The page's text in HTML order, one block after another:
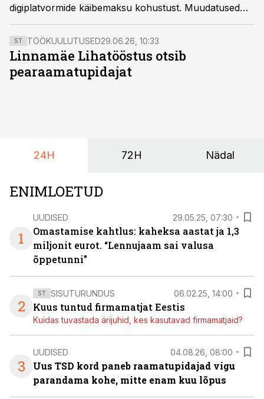
digiplatvormide käibemaksu kohustust. Muudatused
lihtsustavad maksuaruandlust ja edendavad
globaalsete maksunõuete täitmist.
ST TÖÖKUULUTUSED29.06.26, 10:33
Linnamäe Lihatööstus otsib
pearaamatupidajat
24H 72H Nädal
ENIMLOETUD
1
UUDISED 29.05.25, 07:30
Omastamise kahtlus: kaheksa aastat ja 1,3
miljonit eurot. “Lennujaam sai valusa
õppetunni”
2
ST SISUTURUNDUS 06.02.25, 14:00
Kuus tuntud firmamatjat Eestis
Kuidas tuvastada ärijuhid, kes kasutavad firmamatjaid?
3
UUDISED 04.08.26, 08:00
Uus TSD kord paneb raamatupidajad vigu
parandama kohe, mitte enam kuu lõpus